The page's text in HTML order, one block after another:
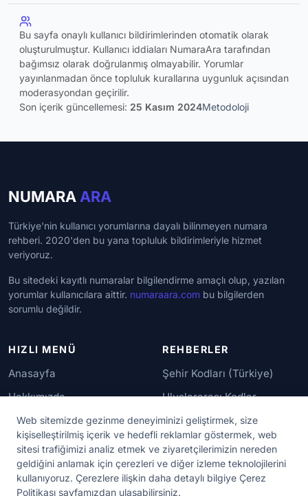
Web sitemizde gezinme deneyiminizi geliştirmek, size
kişiselleştirilmiş içerik ve hedefli reklamlar göstermek, web
sitesi trafiğimizi analiz etmek ve ziyaretçilerimizin nereden
geldiğini anlamak için çerezleri ve diğer izleme teknolojilerini
kullanıyoruz. Çerezlere ilişkin daha detaylı bilgiye Çerez
Politikası sayfamızdan ulaşabilirsiniz.
Bu sayfa onaylı kullanıcı bildirimlerinden otomatik olarak
oluşturulmuştur. Kullanıcı iddiaları NumaraAra tarafından
bağımsız olarak doğrulanmış olmayabilir. Yorumlar
yayınlanmadan önce topluluk kurallarına uygunluk açısından
moderasyondan geçirilir.
Son içerik güncellemesi: 25 Kasım 2024Metodoloji
NUMARA ARA
Türkiye'nin kullanıcı yorumlarına dayalı bilinmeyen numara
rehberi. 2020'den bu yana topluluk bildirimleriyle hizmet
veriyoruz.
Bu sitedeki kayıtlı numaralar bilgilendirme amaçlı olup, yazılan
yorumlar kullanıcılara aittir. numaraara.com bu bilgilerden
sorumlu değildir.
HIZLI MENÜ
Anasayfa
Hakkımızda
İletişim
REHBERLER
Şehir Kodları (Türkiye)
Uluslararası Kodlar
Güvenilir Numaralar
YASAL KORUMA
Kullanım Koşulları